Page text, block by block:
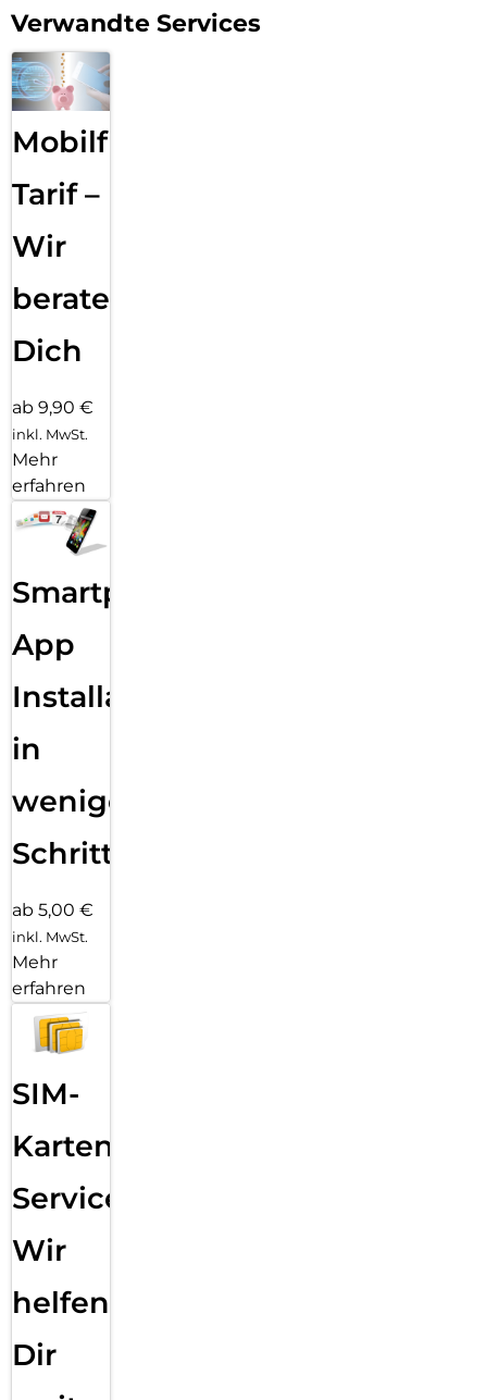
lebensrettender Kopfschutz für das Militär, passgenauer
Schutz für Motorradfahrer, klassenbester Schutz für
Mountainbiker auf den härtesten Abfahrten, zuverlässiger
Aufprallschutz für Ihr Handy … und vieles mehr.
4m Aufprallschutz
Dieses extrem schlanke Gehäuse, das Stürze aus bis zu 4
Metern Höhe übersteht, bietet maximalen Schutz, ohne
dabei zu dick aufzutragen.
Integrierter MagSafe-Magnet, der nicht nur nahtloses
kabelloses Laden und volle Kompatibilität mit MagSafe-
Zubehör ermöglicht, sondern auch einen verstellbaren
Ständer, der sowohl horizontale als auch vertikale
Verwandte Services
Mobilfunk
Tarif –
Wir
beraten
Dich
ab 9,90 €
inkl. MwSt.
Mehr
erfahren
Smartphone
App
Installation
in
wenigen
Schritten
ab 5,00 €
inkl. MwSt.
Mehr
erfahren
SIM-
Karten
Service:
Wir
helfen
Dir